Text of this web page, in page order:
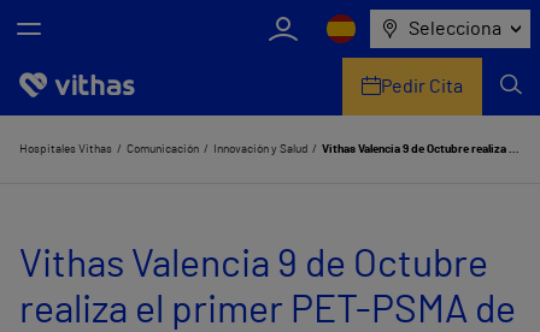
Selecciona
Nosotros
Servicios de salud
Equipo médico y asistencial
Pedir Cita
Hospitales Vithas Comunicación Innovación y Salud Vithas Valencia 9 de Octubre realiza el primer PET-PSMA de la Comunidad Valenciana, fundamental en la detección de la reaparición del cáncer de próstata
Vithas Valencia 9 de Octubre
realiza el primer PET-PSMA de